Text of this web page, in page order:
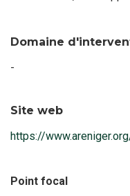
Domaine
-
Site web
https://
Point focal